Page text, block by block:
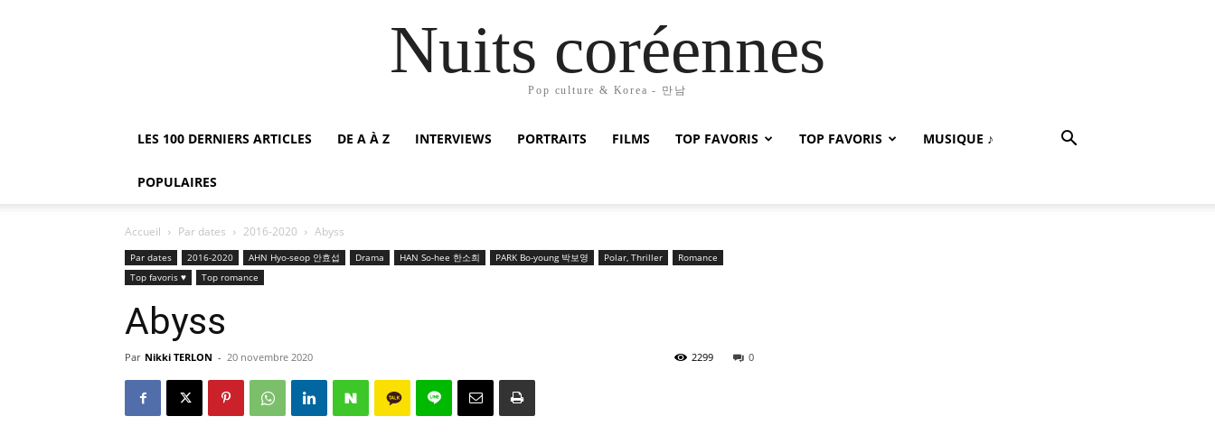
Nuits coréennes
Pop culture & Korea - 만남
LES 100 DERNIERS ARTICLES DE A À Z INTERVIEWS PORTRAITS FILMS TOP FAVORIS TOP FAVORIS MUSIQUE ♪
POPULAIRES
Accueil Par dates 2016-2020 Abyss
Par dates 2016-2020 AHN Hyo-seop 안효섭 Drama HAN So-hee 한소희 PARK Bo-young 박보영 Polar, Thriller
Romance
Top favoris ♥
Top romance
Abyss
Par Nikki TERLON - 20 novembre 2020 0
2299